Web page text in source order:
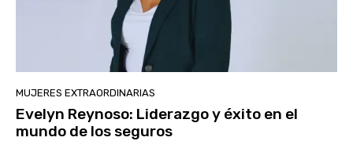
MUJERES EXTRAORDINARIAS
Evelyn Reynoso: Liderazgo y éxito en el
mundo de los seguros